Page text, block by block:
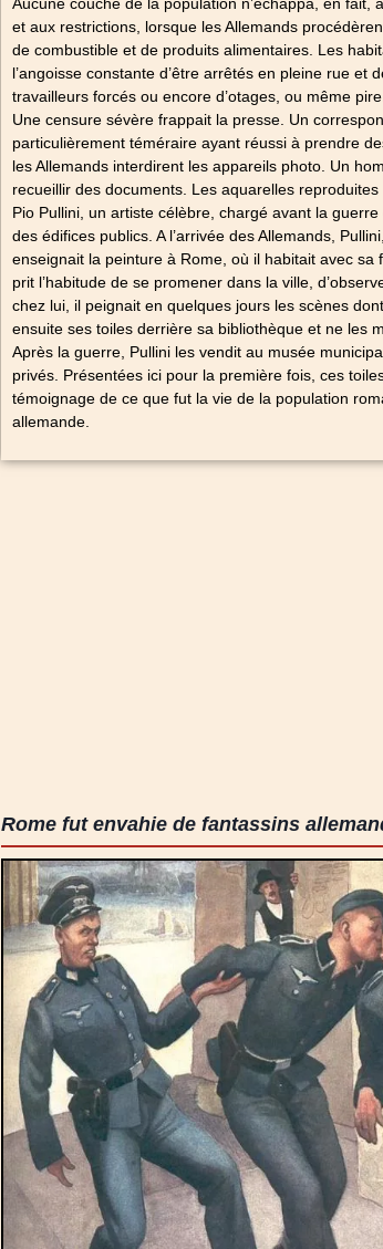
et aux restrictions, lorsque les Allemands
de combustible et de produits alimentaires. Les
l’angoisse constante d’être arrêtés en pleine rue et
travailleurs forcés ou encore d’otages, ou même pire.
Une censure sévère frappait la presse. Un
particulièrement téméraire ayant réussi à prendre
les Allemands interdirent les appareils photo. Un
recueillir des documents. Les aquarelles
Pio Pullini, un artiste célèbre, chargé avant la
des édifices publics. A l’arrivée des Allemands,
enseignait la peinture à Rome, où il habitait avec sa
prit l’habitude de se promener dans la ville,
chez lui, il peignait en quelques jours les scènes
ensuite ses toiles derrière sa bibliothèque et ne les
Après la guerre, Pullini les vendit au musée
privés. Présentées ici pour la première fois, ces
témoignage de ce que fut la vie de la population
allemande.
Rome fut envahie de fantassins